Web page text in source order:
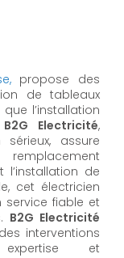
propose des
de tableaux
l’installation
B2G Electricité,
assure
l’installation de
cet électricien
service fiable et
B2G Electricité
interventions
et